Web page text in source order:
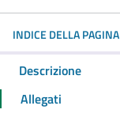
INDICE DELLA PAGINA
Descrizione
Allegati